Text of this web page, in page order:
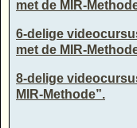
met de MIR-
6-delige
met de MIR-
8-delige
MIR-Methode”.